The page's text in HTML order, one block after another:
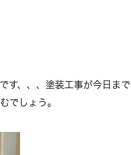
す、、、塗装工事が今日ま
でしょう。